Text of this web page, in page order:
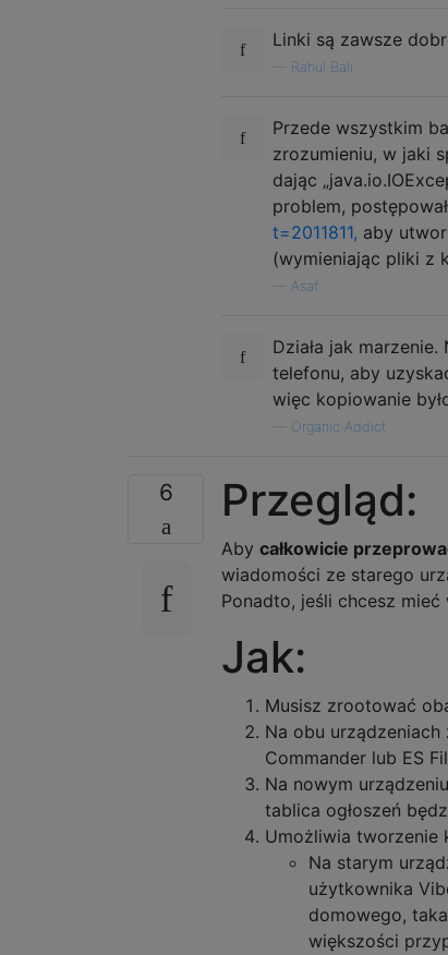
Linki są zawsze
Rahul Bali
Przede wszystkim
zrozumieniu, w jaki
dając
problem,
t=2011811, aby
(wymieniając pliki z
Asaf
Działa jak
telefonu, aby
więc kopiowanie
Organic Addict
6 Przegląd:
Aby całkowicie
wiadomości ze starego
Ponadto, jeśli chcesz
Jak:
Musisz zrootować
Na obu urządzeniach
Commander lub ES
Na nowym
tablica ogłoszeń
Umożliwia tworzenie
Na starym
użytkownika
domowego, taka
większości